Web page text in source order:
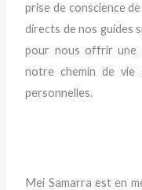
prise de conscience
directs de nos guides
pour nous offrir une
notre chemin de vie
personnelles.
Mei Samarra est en